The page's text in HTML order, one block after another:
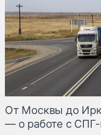
От Москвы до
— о работе с СПГ-